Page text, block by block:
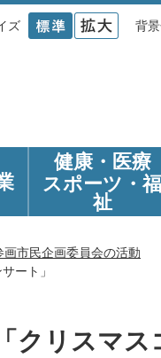
ズ 背
健康・医療
スポーツ・福
祉
画市民企画委員会の活動
ート」
クリスマス